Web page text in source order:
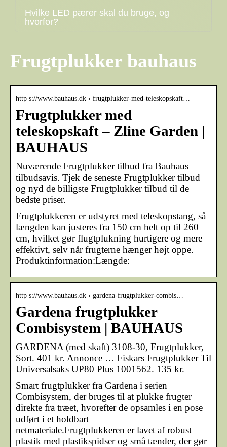
Hvilke LED pærer skal du bruge, og
hvorfor?
Frugtplukker bauhaus
http s://www.bauhaus.dk › frugtplukker-med-teleskopskaft…
Frugtplukker med
teleskopskaft – Zline Garden |
BAUHAUS
Nuværende Frugtplukker tilbud fra Bauhaus
tilbudsavis. Tjek de seneste Frugtplukker tilbud
og nyd de billigste Frugtplukker tilbud til de
bedste priser.
Frugtplukkeren er udstyret med teleskopstang, så
længden kan justeres fra 150 cm helt op til 260
cm, hvilket gør flugtplukning hurtigere og mere
effektivt, selv når frugterne hænger højt oppe.
Produktinformation:Længde:
http s://www.bauhaus.dk › gardena-frugtplukker-combis…
Gardena frugtplukker
Combisystem | BAUHAUS
GARDENA (med skaft) 3108-30, Frugtplukker,
Sort. 401 kr. Annonce … Fiskars Frugtplukker Til
Universalsaks UP80 Plus 1001562. 135 kr.
Smart frugtplukker fra Gardena i serien
Combisystem, der bruges til at plukke frugter
direkte fra træet, hvorefter de opsamles i en pose
udført i et holdbart
netmateriale.Frugtplukkeren er lavet af robust
plastik med plastikspidser og små tænder, der gør